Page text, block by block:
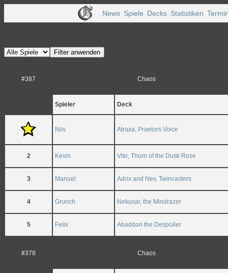
News Spiele Decks Statistiken
#387 Chaos
Spieler Deck
Nils Atraxa, Praetors Voice
2 Kevin Vito, Thorn of the Dusk Rose
3 Manuel Adrix and Nev, Twincasters
4 Grunch Nekusar, the Mindrazer
5 Felix Abaddon the Despoiler
#378 Chaos